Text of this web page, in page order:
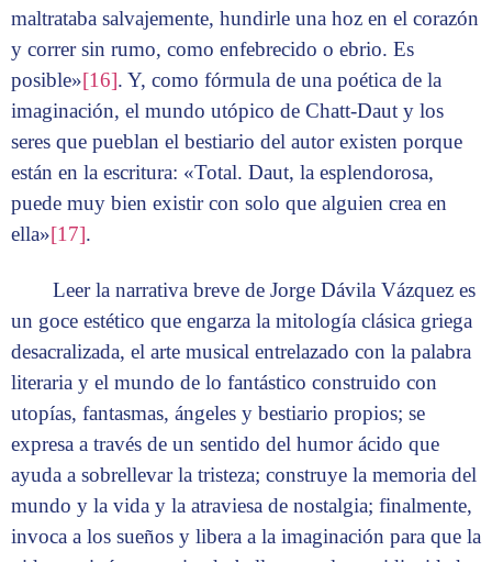
maltrataba salvajemente, hundirle una hoz en el corazón
y correr sin rumo, como enfebrecido o ebrio. Es
posible»[16]. Y, como fórmula de una poética de la
imaginación, el mundo utópico de Chatt-Daut y los
seres que pueblan el bestiario del autor existen porque
están en la escritura: «Total. Daut, la esplendorosa,
puede muy bien existir con solo que alguien crea en
ella»[17].
Leer la narrativa breve de Jorge Dávila Vázquez es
un goce estético que engarza la mitología clásica griega
desacralizada, el arte musical entrelazado con la palabra
literaria y el mundo de lo fantástico construido con
utopías, fantasmas, ángeles y bestiario propios; se
expresa a través de un sentido del humor ácido que
ayuda a sobrellevar la tristeza; construye la memoria del
mundo y la vida y la atraviesa de nostalgia; finalmente,
invoca a los sueños y libera a la imaginación para que la